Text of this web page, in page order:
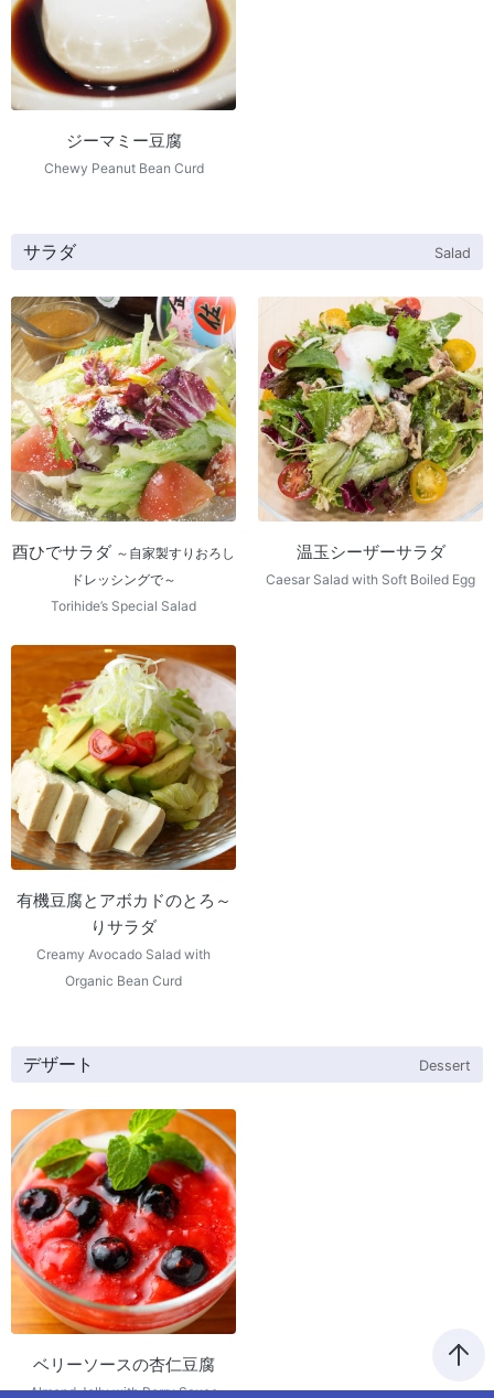
ジーマミー豆腐
Chewy Peanut Bean Curd
サラダ Salad
酉ひでサラダ ～自家製すりおろし
ドレッシングで～
Torihide’s Special Salad
温玉シーザーサラダ
Caesar Salad with Soft Boiled Egg
有機豆腐とアボカドのとろ～
りサラダ
Creamy Avocado Salad with
Organic Bean Curd
デザート Dessert
ベリーソースの杏仁豆腐
Almond Jelly with Berry Sauce